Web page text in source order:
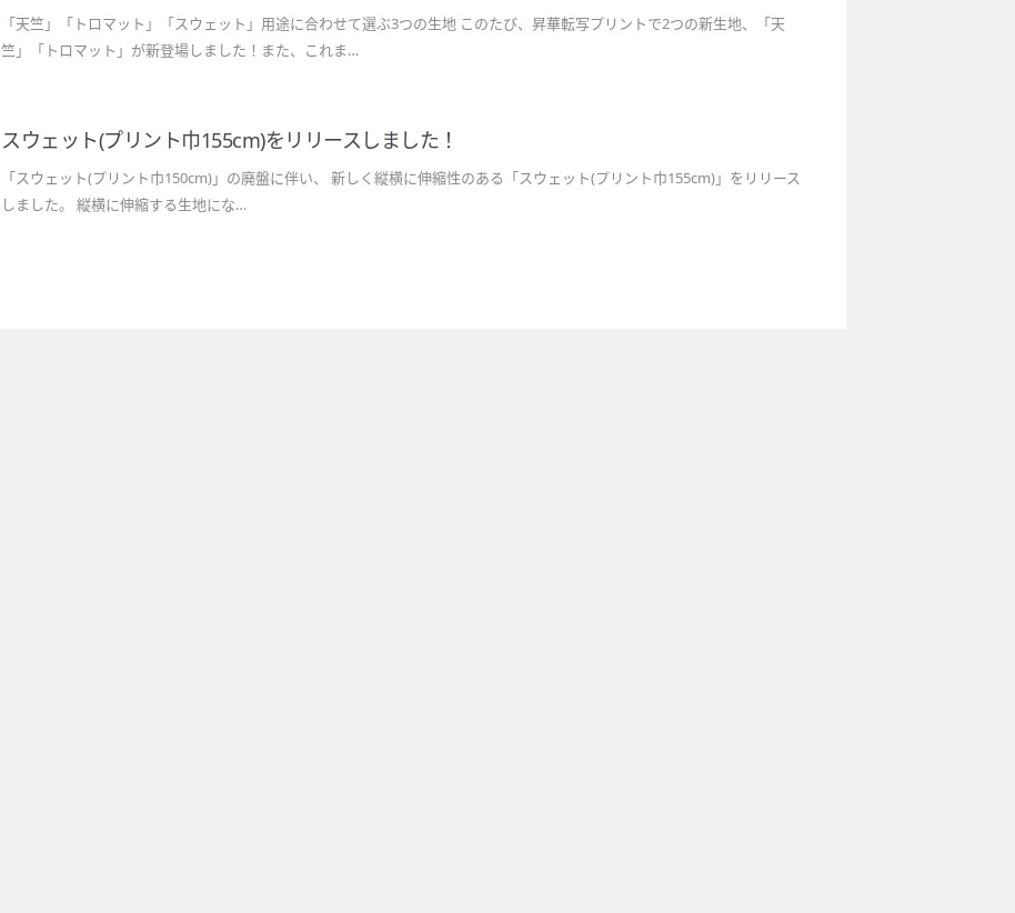
「天竺」「トロマット」「スウェット」用途に合わせて選ぶ3つの生地 このたび、昇華転写プリントで2つの新生地、「天
竺」「トロマット」が新登場しました！また、これま…
スウェット(プリント巾155cm)をリリースしました！
「スウェット(プリント巾150cm)」の廃盤に伴い、 新しく縦横に伸縮性のある「スウェット(プリント巾155cm)」をリリース
しました。 縦横に伸縮する生地にな…